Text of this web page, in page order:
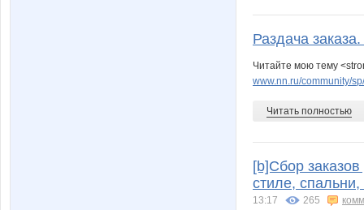
Раздача
Читайте мою тему
www.nn.ru/community/
Читать полностью
[b]Сбор
стиле,
13:17 265